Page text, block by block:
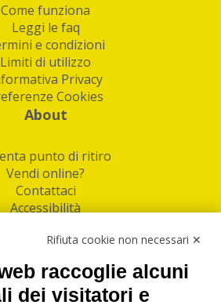
Come funziona
Leggi le faq
e condizioni
Limiti di utilizzo
Privacy
Cookies
About
punto di ritiro
Vendi online?
Contattaci
Accessibilità
Facebook
Linkedin
Rifiuta cookie non necessari ✕
raccoglie alcuni
dei visitatori e